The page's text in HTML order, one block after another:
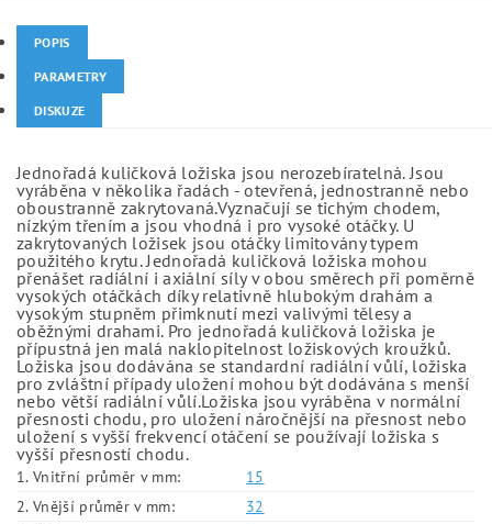
POPIS
PARAMETRY
DISKUZE
Jednořadá kuličková ložiska jsou nerozebíratelná. Jsou
vyráběna v několika řadách - otevřená, jednostranně nebo
oboustranně zakrytovaná.Vyznačují se tichým chodem,
nízkým třením a jsou vhodná i pro vysoké otáčky. U
zakrytovaných ložisek jsou otáčky limitovány typem
použitého krytu. Jednořadá kuličková ložiska mohou
přenášet radiální i axiální síly v obou směrech při poměrně
vysokých otáčkách díky relativně hlubokým drahám a
vysokým stupněm přimknutí mezi valivými tělesy a
oběžnými drahami. Pro jednořadá kuličková ložiska je
přípustná jen malá naklopitelnost ložiskových kroužků.
Ložiska jsou dodávána se standardní radiální vůlí, ložiska
pro zvláštní případy uložení mohou být dodávána s menší
nebo větší radiální vůlí.Ložiska jsou vyráběna v normální
přesnosti chodu, pro uložení náročnější na přesnost nebo
uložení s vyšší frekvencí otáčení se používají ložiska s
vyšší přesností chodu.
1. Vnitřní průměr v mm:
15
2. Vnější průměr v mm:
32